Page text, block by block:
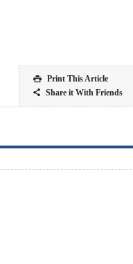
 Print This Article
 Share it With Friends